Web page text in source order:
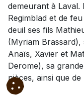
demeurant à
Regimblad et de
deuil ses fils
(Myriam Brassard),
Anaïs, Xavier et
Derome), sa
nièces, ainsi que